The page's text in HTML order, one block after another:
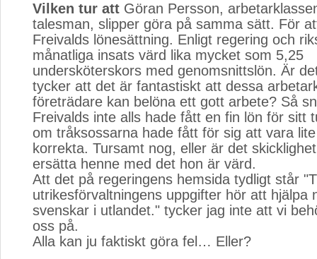
Vilken tur att Göran Persson,
talesman, slipper göra på samma sätt. För
Freivalds lönesättning. Enligt regering och
månatliga insats värd lika mycket som 5,25
undersköterskors med genomsnittslön. Är
tycker att det är fantastiskt att dessa
företrädare kan belöna ett gott arbete? Så
Freivalds inte alls hade fått en fin lön för sitt
om tråksossarna hade fått för sig att vara
korrekta. Tursamt nog, eller är det
ersätta henne med det hon är värd.
Att det på regeringens hemsida tydligt står
utrikesförvaltningens uppgifter hör att hjälpa
svenskar i utlandet." tycker jag inte att vi
oss på.
Alla kan ju faktiskt göra fel… Eller?